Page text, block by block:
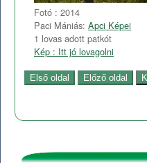
Fotó : 2014
Paci Mániás: Apci Képei
1 lovas adott patkót
Kép : Itt jó lovagolni